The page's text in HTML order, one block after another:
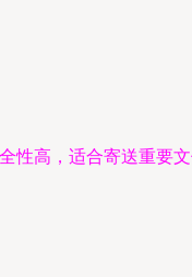
性高，适合寄送重要